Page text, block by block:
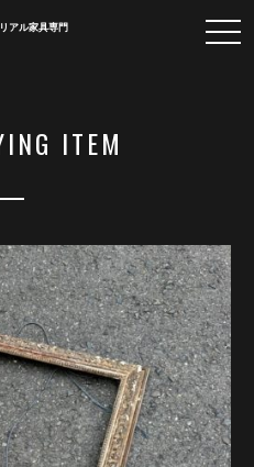
アル家具専門
ITEM